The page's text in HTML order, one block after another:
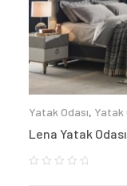
Yatak Odası, Yatak
Lena Yatak Odası